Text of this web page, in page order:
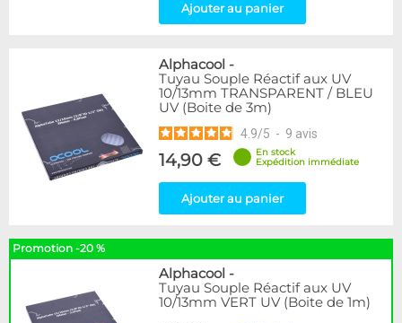
Ajouter au panier
Alphacool -
Tuyau Souple Réactif aux UV
10/13mm TRANSPARENT / BLEU
UV (Boite de 3m)
4.9/5 - 9 avis
14,90 €
En stock
Expédition immédiate
Ajouter au panier
Promotion -20 %
Alphacool -
Tuyau Souple Réactif aux UV
10/13mm VERT UV (Boite de 1m)